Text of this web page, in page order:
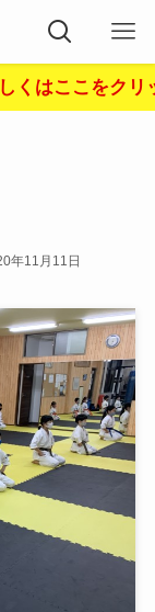
こをクリック
年11月11日